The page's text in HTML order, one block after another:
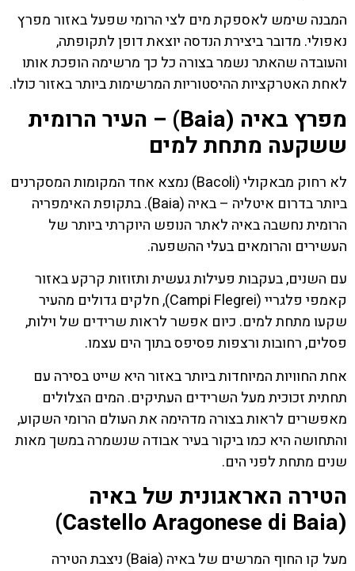
המבנה שימש לאספקת מים לצי הרומי שפעל באזור מפרץ
נאפולי. מדובר ביצירת הנדסה יוצאת דופן לתקופתה,
והעובדה שהאתר נשמר בצורה כל כך מרשימה הופכת אותו
לאחת האטרקציות ההיסטוריות המרשימות ביותר באזור כולו.
מפרץ באיה (Baia) – העיר הרומית
ששקעה מתחת למים
לא רחוק מבאקולי (Bacoli) נמצא אחד המקומות המסקרנים
ביותר בדרום איטליה – באיה (Baia). בתקופת האימפריה
הרומית נחשבה באיה לאתר הנופש היוקרתי ביותר של
העשירים והרומאים בעלי ההשפעה.
עם השנים, בעקבות פעילות געשית ותזוזות קרקע באזור
קאמפי פלגריי (Campi Flegrei), חלקים גדולים מהעיר
שקעו מתחת למים. כיום אפשר לראות שרידים של וילות,
פסלים, רחובות ורצפות פסיפס בתוך הים עצמו.
אחת החוויות המיוחדות ביותר באזור היא שייט בסירה עם
תחתית זכוכית מעל השרידים העתיקים. המים הצלולים
מאפשרים לראות בצורה מדהימה את העולם הרומי השקוע,
והתחושה היא כמו ביקור בעיר אבודה שנשמרה במשך מאות
שנים מתחת לפני הים.
הטירה האראגונית של באיה
(Castello Aragonese di Baia)
מעל קו החוף המרשים של באיה (Baia) ניצבת הטירה